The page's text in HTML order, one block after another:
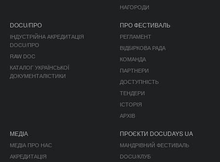
НАГОРОДИ
DOCU/ПРО
ІНДУСТРІЙНА АКРЕДИТАЦІЯ
DOCU/ПРО
RAW DOC
КАТАЛОГ УКРАЇНСЬКОЇ
ДОКУМЕНТАЛІСТИКИ
ПРО ФЕСТИВАЛЬ
РЕГЛАМЕНТ
ВІДБІРКОВА РАДА
КОМАНДА
ПАРТНЕРИ
ДОСТУПНІСТЬ
ТЕНДЕРИ
ІСТОРІЯ
АРХІВ
МЕДІА
МЕДІА ПРО НАС
АКРЕДИТАЦІЯ
ПРОЄКТИ DOCUDAYS UA
МАНДРІВНИЙ ФЕСТИВАЛЬ
DOCU/КЛУБ